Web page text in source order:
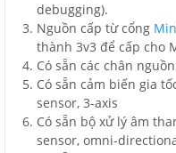
debugging).
Nguồn cấp từ cổng
thành 3v3 để cấp cho
Có sẵn các chân
Có sẵn cảm biến gia
sensor, 3-axis
Có sẵn bộ xử lý âm
sensor, omni-